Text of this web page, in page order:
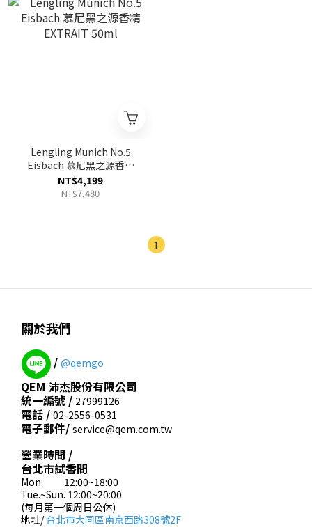
Lengling Munich No.5
Eisbach 慕尼黑之源香精
EXTRAIT 50ml
NT$4,199
NT$7,480
1
關於我們
/ @qemgo
QEM 沛杰股份有限公司
統一編號 / 27999126
電話 / 02-2556-0531
電子郵件/ service@qem.com.tw
營業時間 /
台北市試香間
Mon. 12:00~18:00
Tue.~Sun. 12:00~20:00
(每月第一個周日公休)
地址/台北市大同區南京西路308號2F